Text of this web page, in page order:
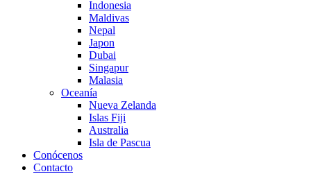
Indonesia
Maldivas
Nepal
Japon
Dubai
Singapur
Malasia
Oceanía
Nueva Zelanda
Islas Fiji
Australia
Isla de Pascua
Conócenos
Contacto